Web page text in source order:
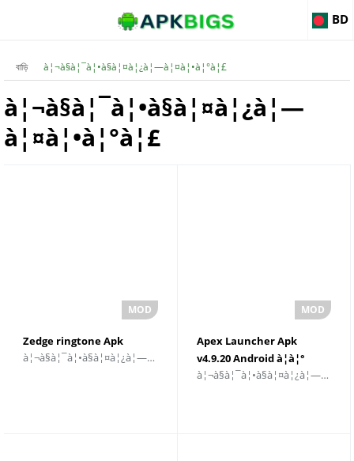
BD
বাড়ি à¦¬à§à¦¯à¦•à§à¦¤à¦¿à¦—à¦¤à¦•à¦°à¦£
à¦¬à§à¦¯à¦•à§à¦¤à¦¿à¦—
à¦¤à¦•à¦°à¦£
Zedge ringtone Apk
à¦¬à§à¦¯à¦•à§à¦¤à¦¿à¦—à¦¤à¦•à¦°à¦£
Apex Launcher Apk
v4.9.20 Android à¦à¦°
à¦œà¦¨à§à¦¯
à¦¬à§à¦¯à¦•à§à¦¤à¦¿à¦—à¦¤à¦•à¦°à¦£